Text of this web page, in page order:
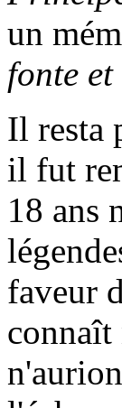
un
fonte
Il resta
il fut
18 ans
faveur
connaît